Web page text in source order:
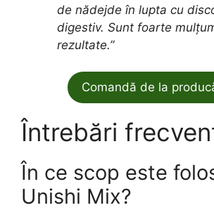
de nădejde în lupta cu
digestiv. Sunt foarte
rezultate.”
Comandă de la
Întrebări
În ce scop este
Unishi Mix?